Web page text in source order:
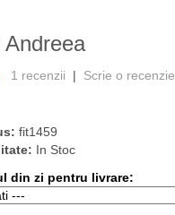
Andreea
1 recenzii | Scrie o recenzie
fit1459
In Stoc
din zi pentru livrare: